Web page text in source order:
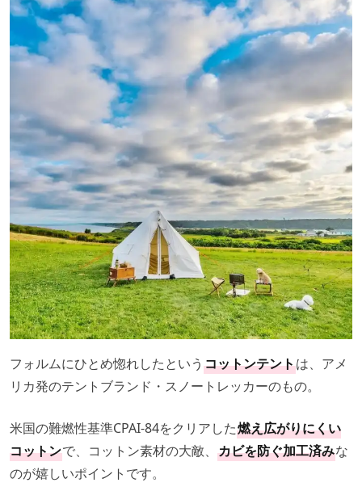
フォルムにひとめ惚れしたという コットンテントは、アメ
リカ発のテントブランド・スノートレッカーのもの。
米国の難燃性基準CPAI-84をクリアした燃え広がりにくい
コットンで、コットン素材の大敵、 カビを防ぐ加工済みな
のが嬉しいポイントです。